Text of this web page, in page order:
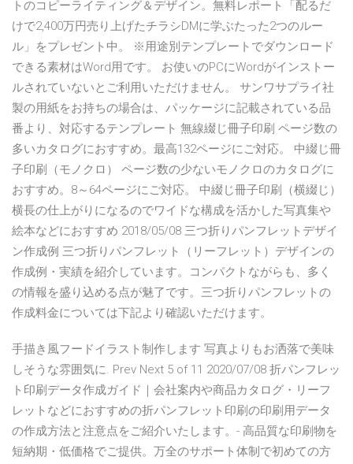
トのコピーライティング＆デザイン。無料レポート「配るだ
けで2,400万円売り上げたチラシDMに学ぶたった2つのルー
ル」をプレゼント中。 ※用途別テンプレートでダウンロード
できる素材はWord用です。 お使いのPCにWordがインストー
ルされていないとご利用いただけません。 サンワサプライ社
製の用紙をお持ちの場合は、パッケージに記載されている品
番より、対応するテンプレート 無線綴じ冊子印刷 ページ数の
多いカタログにおすすめ。最高132ページにご対応。 中綴じ冊
子印刷（モノクロ） ページ数の少ないモノクロのカタログに
おすすめ。8～64ページにご対応。 中綴じ冊子印刷（横綴じ）
横長の仕上がりになるのでワイドな構成を活かした写真集や
絵本などにおすすめ 2018/05/08 三つ折りパンフレットデザイ
ン作成例 三つ折りパンフレット（リーフレット）デザインの
作成例・実績を紹介しています。コンパクトながらも、多く
の情報を盛り込める点が魅了です。三つ折りパンフレットの
作成料金については下記より確認いただけます。
手描き風フードイラスト制作します 写真よりもお洒落で美味
しそうな雰囲気に. Prev Next 5 of 11 2020/07/08 折パンフレッ
ト印刷データ作成ガイド｜会社案内や商品カタログ・リーフ
レットなどにおすすめの折パンフレット印刷の印刷用データ
の作成方法と注意点をご紹介いたします。- 高品質な印刷物を
短納期・低価格でご提供。万全のサポート体制で初めての方